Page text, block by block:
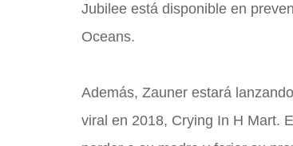
Jubilee está disponible en
Oceans.
Además, Zauner estará
viral en 2018, Crying In H Mart.